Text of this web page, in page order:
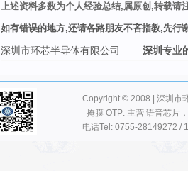
上述资料多数为个人经验总结,属原创,转载请
如有错误的地方,还请各路朋友不吝指教,先行
深圳市环芯半导体有限公司 深圳专业
Copyright © 2008 | 深圳市
掩膜 OTP: 主营 语音芯片
电话Tel: 0755-28149272 /